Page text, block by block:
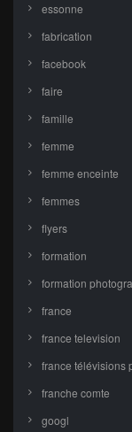
essonne
fabrication
facebook
faire
famille
femme
femme enceinte
femmes
flyers
formation
formation
france
france television
france télévisions
franche comte
googl